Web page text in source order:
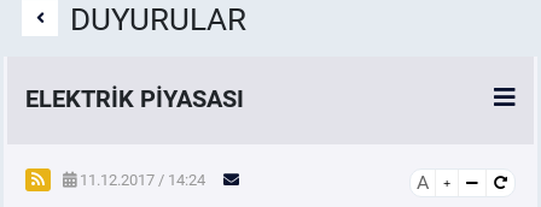
DUYURULAR
ELEKTRİK PİYASASI
SPOT ELEKTRİK PİYASALARI
11.12.2017 / 14:24 A